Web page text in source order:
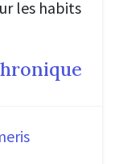
les habits